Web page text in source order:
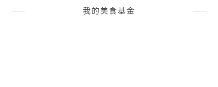
我的美食基金